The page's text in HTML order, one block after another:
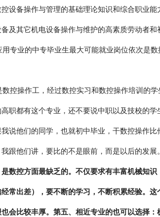
设备操作与管理的基础理论知识和综合职业
及其它机电设备操作与维护的高素质劳动者和
用专业的中专毕业生最大可能就业岗位依次是
控操作工，经过数控实习和数控操作培训的
职都有这个专业，还不要说中职以及技校的
说他们的同学，也就初中毕业，干数控操作
跟他们讲，要比的不是眼前，而是以后的发展。
数控方面最缺乏的。不仅要求有丰富机械知
常出差），要不断的学习，不断积累经验。
会比较丰厚。 第五、相近专业的也可以选择：